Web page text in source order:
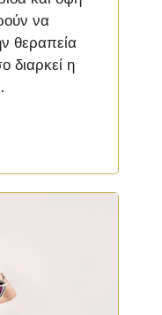
να
θεραπεία
διαρκεί η